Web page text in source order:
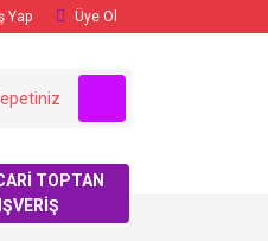
Yap Üye Ol
TOPTAN